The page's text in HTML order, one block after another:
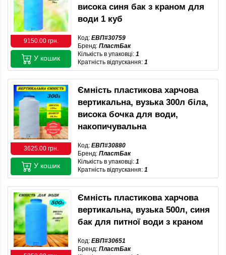
9150.00 грн.
висока синя бак з краном для
води 1 куб
Код: ЕВП#30759
Бренд: ПластБак
Кількість в упаковці: 1
Кратність відпускання: 1
У кошик
3625.00 грн.
Ємність пластикова харчова
вертикальна, вузька 300л біла,
висока бочка для води,
накопичувальна
Код: ЕВП#30880
Бренд: ПластБак
Кількість в упаковці: 1
Кратність відпускання: 1
У кошик
Ємність пластикова харчова
вертикальна, вузька 500л, синя
бак для питної води з краном
Код: ЕВП#30651
Бренд: ПластБак